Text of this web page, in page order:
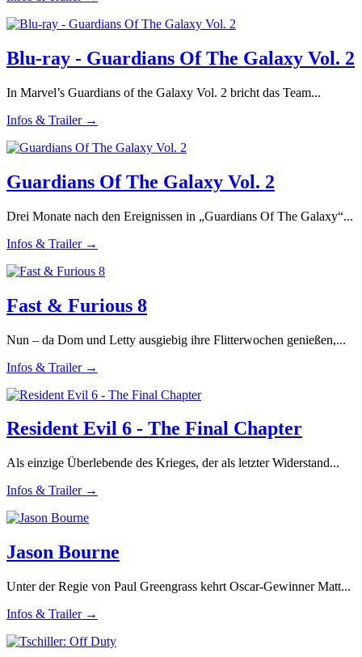
Blu-ray - Guardians Of The Galaxy Vol. 2
In Marvel’s Guardians of the Galaxy Vol. 2 bricht das Team...
Infos & Trailer →
Guardians Of The Galaxy Vol. 2
Drei Monate nach den Ereignissen in „Guardians Of The Galaxy“...
Infos & Trailer →
Fast & Furious 8
Nun – da Dom und Letty ausgiebig ihre Flitterwochen genießen,...
Infos & Trailer →
Resident Evil 6 - The Final Chapter
Als einzige Überlebende des Krieges, der als letzter Widerstand...
Infos & Trailer →
Jason Bourne
Unter der Regie von Paul Greengrass kehrt Oscar-Gewinner Matt...
Infos & Trailer →